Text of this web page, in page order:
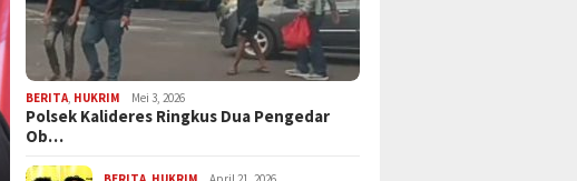
BERITA HUKRIM Mei 3, 2026
Polsek Kalideres Ringkus Dua Pengedar
Ob…